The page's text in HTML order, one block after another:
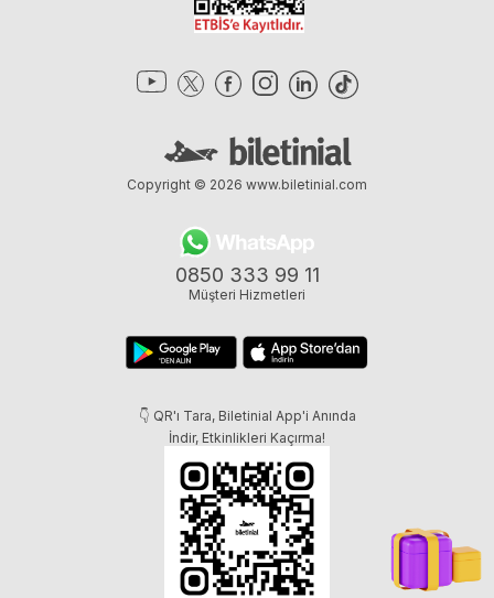
0850 333 99 11
Müşteri Hizmetleri
👇 QR'ı Tara, Biletinial App'i Anında
İndir, Etkinlikleri Kaçırma!
Copyright © 2026 www.biletinial.com